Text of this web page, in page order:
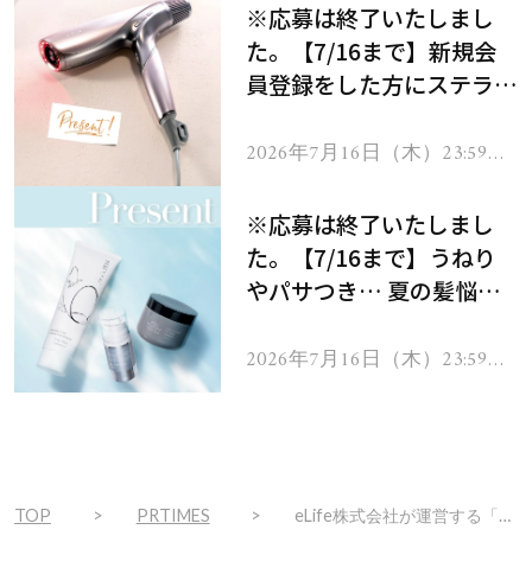
※応募は終了いたしまし
た。【7/16まで】新規会
員登録をした方にステラボ
ヘアドライヤー ジュエル
2026年7月16日（木）23:59ま
※応募は終了いたしまし
た。【7/16まで】うねり
やパサつき… 夏の髪悩み
ムを13名様にプレゼン
2026年7月16日（木）23:59ま
TOP PRTIMES eLife株式会社が運営する「elife公式ショップ」にてカウンセリング型肌質改善化粧品「クリスティーナ」新コレクションの販売＆カウンセリングサービスを開始